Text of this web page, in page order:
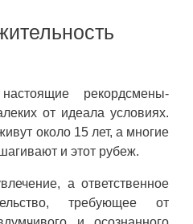
рекордсмены-
от идеала условиях.
около 15 лет, а многие
и этот рубеж.
а ответственное
требующее от